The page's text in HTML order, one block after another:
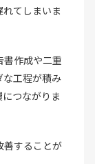
てしまいま
書作成や二重
な工程が積み
つながりま
善することが